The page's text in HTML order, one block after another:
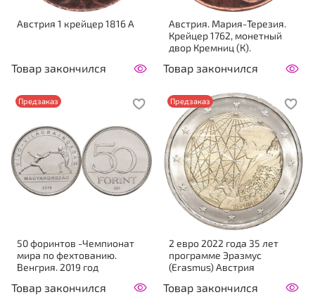
Австрия 1 крейцер 1816 А
Товар закончился
Австрия. Мария-Терезия.
Крейцер 1762, монетный
двор Кремниц (К).
Товар закончился
Предзаказ
50 форинтов -Чемпионат
мира по фехтованию.
Венгрия. 2019 год
Товар закончился
Предзаказ
2 евро 2022 года 35 лет
программе Эразмус
(Erasmus) Австрия
Товар закончился